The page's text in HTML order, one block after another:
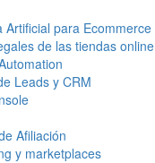
Artificial para Ecommerce
de las tiendas online
Leads y CRM
Afiliación
y marketplaces